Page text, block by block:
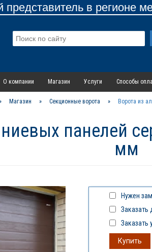
в регионе
О компании Магазин Услуги Способы
Магазин » Секционные ворота » Ворота из
панелей
мм
Нужен
Заказать
Заказать
Купить